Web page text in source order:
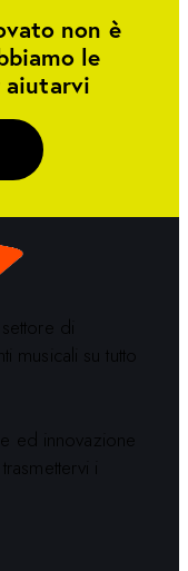
non è
le
aiutarvi
di
musicali su tutto
ed innovazione
i